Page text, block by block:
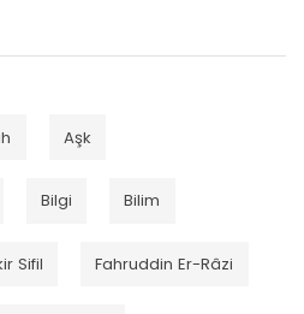
Aşk
Bilgi Bilim
Sifil Fahruddin Er-Râzi